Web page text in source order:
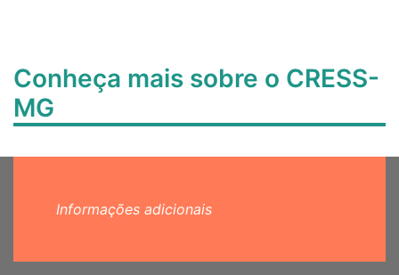
Conheça mais sobre o CRESS-
MG
Informações adicionais